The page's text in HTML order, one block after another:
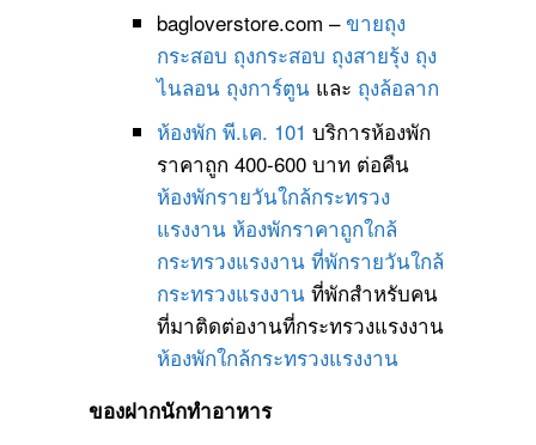
bagloverstore.com –ขายถุง
กระสอบ ถุงกระสอบ ถุงสายรุ้ง ถุง
ไนลอน ถุงการ์ตูนและ ถุงล้อลาก
ห้องพัก พี.เค. 101 บริการห้องพัก
ราคาถูก 400-600 บาท ต่อคืน
ห้องพักรายวันใกล้กระทรวง
แรงงาน ห้องพักราคาถูกใกล้
กระทรวงแรงงาน ที่พักรายวันใกล้
กระทรวงแรงงานที่พักสำหรับคน
ที่มาติดต่องานที่กระทรวงแรงงาน
ห้องพักใกล้กระทรวงแรงงาน
ของฝากนักทำอาหาร